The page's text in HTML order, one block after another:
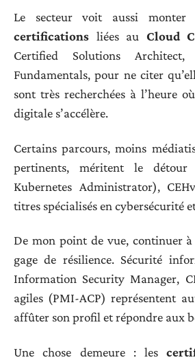
Le secteur voit aussi monter
certifications liées au Cloud
Certified Solutions
Fundamentals, pour ne citer
sont très recherchées à l’heure
digitale s’accélère.
Certains parcours, moins
pertinents, méritent le
Kubernetes Administrator),
titres spécialisés en cybersécurité
De mon point de vue, continuer
gage de résilience. Sécurité
Information Security Manager,
agiles (PMI-ACP) représentent
affûter son profil et répondre aux
Une chose demeure : les